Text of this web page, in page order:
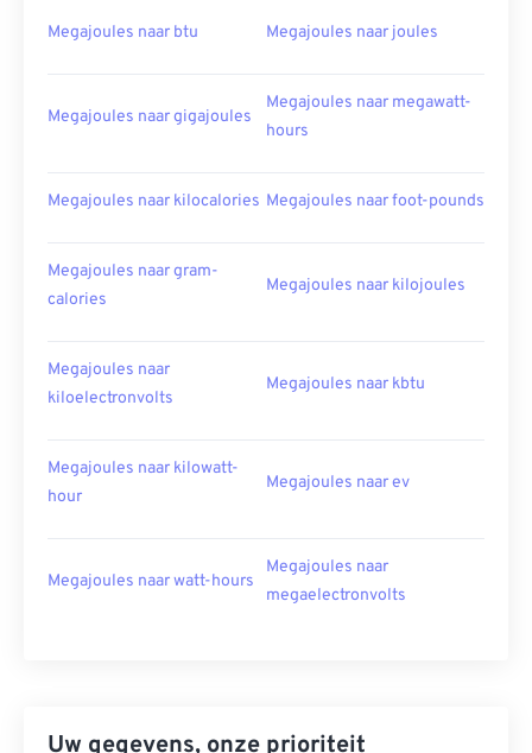
Megajoules naar btu Megajoules naar joules
Megajoules naar gigajoules
Megajoules naar megawatt-
hours
Megajoules naar kilocalories Megajoules naar foot-pounds
Megajoules naar gram-
calories
Megajoules naar kilojoules
Megajoules naar
kiloelectronvolts
Megajoules naar kbtu
Megajoules naar kilowatt-
hour
Megajoules naar ev
Megajoules naar watt-hours
Megajoules naar
megaelectronvolts
Uw gegevens, onze prioriteit